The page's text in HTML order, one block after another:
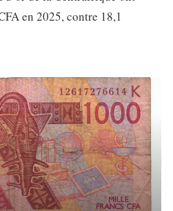
en 2025, contre 18,1